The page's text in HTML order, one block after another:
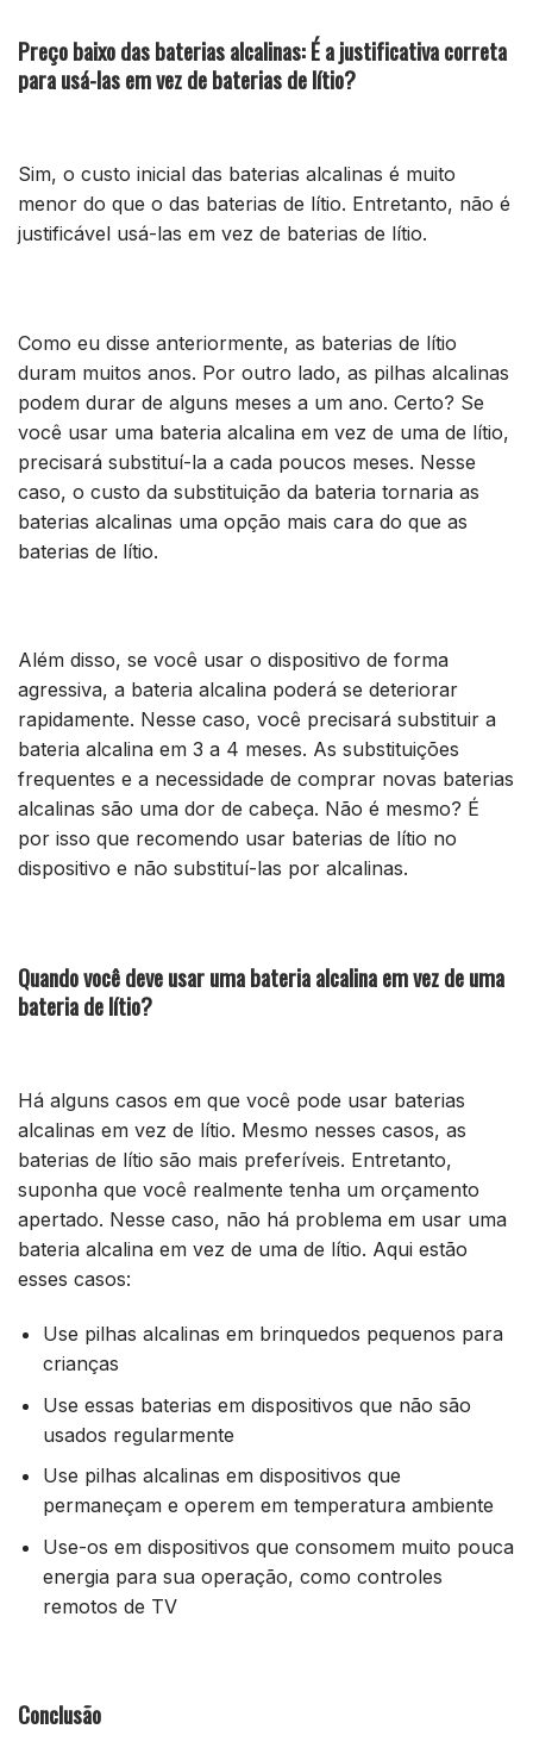
Preço baixo das baterias alcalinas: É a justificativa correta
para usá-las em vez de baterias de lítio?
Sim, o custo inicial das baterias alcalinas é muito
menor do que o das baterias de lítio. Entretanto, não é
justificável usá-las em vez de baterias de lítio.
Como eu disse anteriormente, as baterias de lítio
duram muitos anos. Por outro lado, as pilhas alcalinas
podem durar de alguns meses a um ano. Certo? Se
você usar uma bateria alcalina em vez de uma de lítio,
precisará substituí-la a cada poucos meses. Nesse
caso, o custo da substituição da bateria tornaria as
baterias alcalinas uma opção mais cara do que as
baterias de lítio.
Além disso, se você usar o dispositivo de forma
agressiva, a bateria alcalina poderá se deteriorar
rapidamente. Nesse caso, você precisará substituir a
bateria alcalina em 3 a 4 meses. As substituições
frequentes e a necessidade de comprar novas baterias
alcalinas são uma dor de cabeça. Não é mesmo? É
por isso que recomendo usar baterias de lítio no
dispositivo e não substituí-las por alcalinas.
Quando você deve usar uma bateria alcalina em vez de uma
bateria de lítio?
Há alguns casos em que você pode usar baterias
alcalinas em vez de lítio. Mesmo nesses casos, as
baterias de lítio são mais preferíveis. Entretanto,
suponha que você realmente tenha um orçamento
apertado. Nesse caso, não há problema em usar uma
bateria alcalina em vez de uma de lítio. Aqui estão
esses casos:
Use pilhas alcalinas em brinquedos pequenos para
crianças
Use essas baterias em dispositivos que não são
usados regularmente
Use pilhas alcalinas em dispositivos que
permaneçam e operem em temperatura ambiente
Use-os em dispositivos que consomem muito pouca
energia para sua operação, como controles
remotos de TV
Conclusão